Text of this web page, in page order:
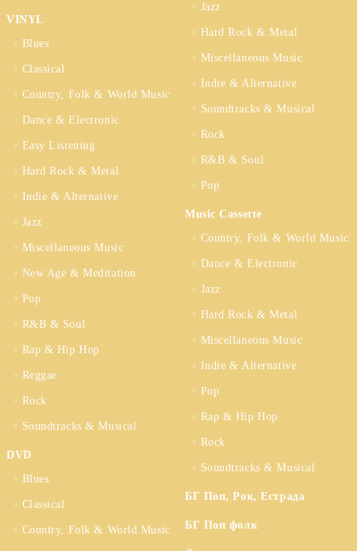
VINYL
Blues
Classical
Country, Folk & World Music
Dance & Electronic
Easy Listening
Hard Rock & Metal
Indie & Alternative
Jazz
Miscellaneous Music
New Age & Meditation
Pop
R&B & Soul
Rap & Hip Hop
Reggae
Rock
Soundtracks & Musical
DVD
Blues
Classical
Country, Folk & World Music
Jazz
Hard Rock & Metal
Miscellaneous Music
Indie & Alternative
Soundtracks & Musical
Rock
R&B & Soul
Pop
Music Cassette
Country, Folk & World Music
Dance & Electronic
Jazz
Hard Rock & Metal
Miscellaneous Music
Indie & Alternative
Pop
Rap & Hip Hop
Rock
Soundtracks & Musical
БГ Поп, Рок, Естрада
БГ Поп фолк